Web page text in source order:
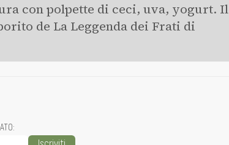
con polpette di ceci, uva, yogurt. Il
de La Leggenda dei Frati di
: